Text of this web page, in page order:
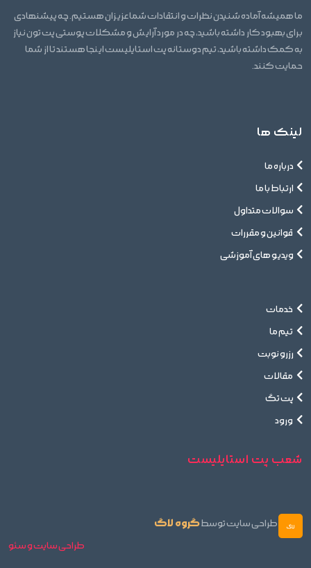
ما همیشه آماده شنیدن نظرات و انتقادات شما عزیزان هستیم. چه پیشنهادی
برای بهبود کار داشته باشید، چه در مورد آرایش و مشکلات پوستی پت تون نیاز
به کمک داشته باشید، تیم دوستانه پت استایلیست اینجا هستند تا از شما
حمایت کنند.
لینک ها
درباره ما
ارتباط با ما
سوالات متداول
قوانین و مقررات
ویدیو های آموزشی
خدمات
تیم ما
رزرو نوبت
مقالات
پت تگ
ورود
شعب پت استایلیست
طراحی سایت توسطگروه لاگ
طراحی سایت و سئو